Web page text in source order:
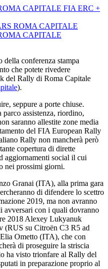
CAPITALE FIA ERC +
ROMA CAPITALE
CAPITALE
della conferenza stampa
che potete rivedere
del Rally di Roma Capitale
).
seppure a porte chiuse.
parco assistenza, riordino,
saranno allestite zone media
del FIA European Rally
Rally non mancherà però
copertura di dirette
aggiornamenti social il cui
nei prossimi giorni.
Granai (ITA), alla prima gara
di difendere lo scettro
2019, ma non avranno
avversari con i quali dovranno
2018 Alexey Lukyanuk
(RUS su Citroën C3 R5 ad
Ometto (ITA), che con
di proseguire la striscia
ha visto trionfare al Rally del
in preparazione proprio al